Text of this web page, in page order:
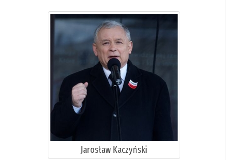
Jarosław Kaczyński